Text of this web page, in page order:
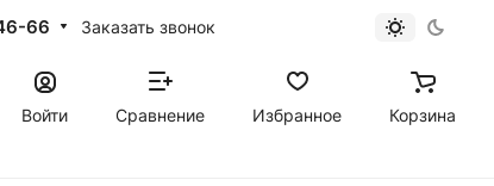
66 Заказать звонок
Войти
Сравнение Избранное Корзина